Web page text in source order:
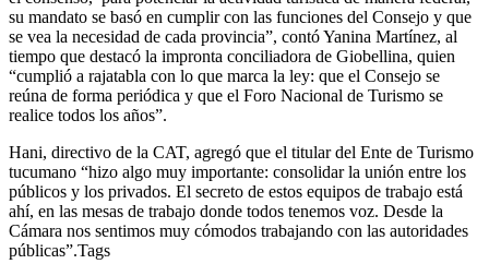
su mandato se basó en cumplir con las funciones del Consejo y que
se vea la necesidad de cada provincia”, contó Yanina Martínez, al
tiempo que destacó la impronta conciliadora de Giobellina, quien
“cumplió a rajatabla con lo que marca la ley: que el Consejo se
reúna de forma periódica y que el Foro Nacional de Turismo se
realice todos los años”.
Hani, directivo de la CAT, agregó que el titular del Ente de Turismo
tucumano “hizo algo muy importante: consolidar la unión entre los
públicos y los privados. El secreto de estos equipos de trabajo está
ahí, en las mesas de trabajo donde todos tenemos voz. Desde la
Cámara nos sentimos muy cómodos trabajando con las autoridades
públicas”.Tags